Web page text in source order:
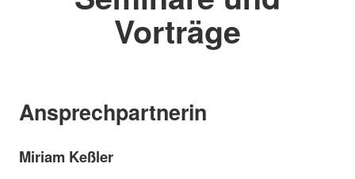
Vorträge
Ansprechpartnerin
Miriam Keßler